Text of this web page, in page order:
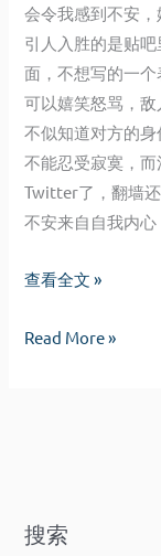
会令我感到不安
引人入胜的是贴
面，不想写的一
可以嬉笑怒骂，敌
不似知道对方的
不能忍受寂寞，
Twitter了，翻墙
不安来自自我内心
The
Worst
查看全文 »
The
Me
Read More »
搜索